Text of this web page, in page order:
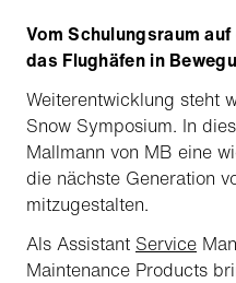
Vom Schulungsraum
das Flughäfen in
Weiterentwicklung steht
Snow Symposium. In
Mallmann von MB eine
die nächste Generation
mitzugestalten.
Als Assistant Service
Maintenance Products